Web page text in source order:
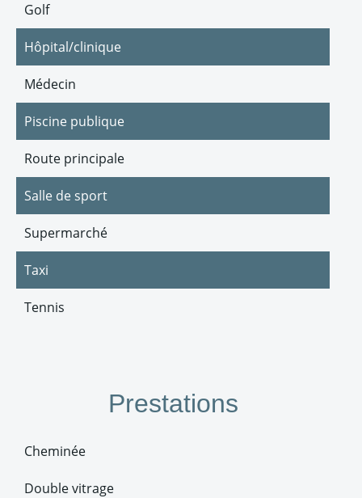
Golf
Hôpital/clinique
Médecin
Piscine publique
Route principale
Salle de sport
Supermarché
Taxi
Tennis
Prestations
Cheminée
Double vitrage